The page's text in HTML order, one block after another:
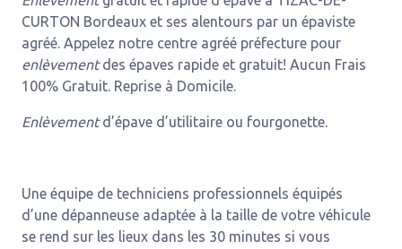
CURTON Bordeaux et ses alentours par un épaviste
agréé. Appelez notre centre agréé préfecture pour
enlèvementdes épaves rapide et gratuit! Aucun Frais
100% Gratuit. Reprise à Domicile.
Enlèvementd’épave d’utilitaire ou fourgonette.
Une équipe de techniciens professionnels équipés
d’une dépanneuse adaptée à la taille de votre véhicule
se rend sur les lieux dans les 30 minutes si vous